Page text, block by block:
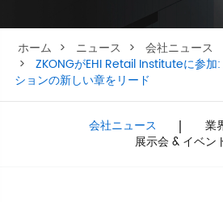
ホーム ニュース
会社ニュース
ZKONGがEHI Retail Instituteに参加
ションの新しい章をリード
会社ニュース
業
展示会 & イベン